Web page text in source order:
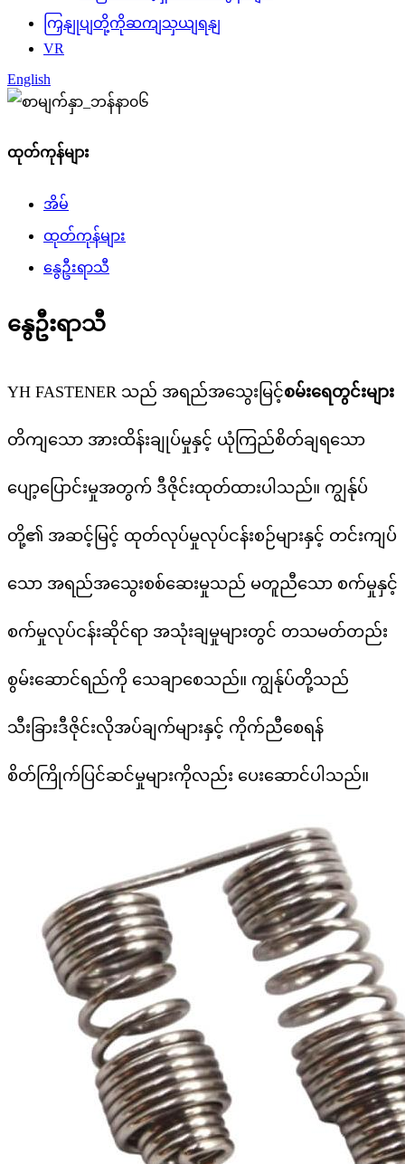
ကြှနျုပျတို့ကိုဆကျသှယျရနျ
VR
English
ထုတ်ကုန်များ
အိမ်
ထုတ်ကုန်များ
နွေဦးရာသီ
နွေဦးရာသီ
YH FASTENER သည် အရည်အသွေးမြင့်စမ်းရေတွင်းများ
တိကျသော အားထိန်းချုပ်မှုနှင့် ယုံကြည်စိတ်ချရသော
ပျော့ပြောင်းမှုအတွက် ဒီဇိုင်းထုတ်ထားပါသည်။ ကျွန်ုပ်
တို့၏ အဆင့်မြင့် ထုတ်လုပ်မှုလုပ်ငန်းစဉ်များနှင့် တင်းကျပ်
သော အရည်အသွေးစစ်ဆေးမှုသည် မတူညီသော စက်မှုနှင့်
စက်မှုလုပ်ငန်းဆိုင်ရာ အသုံးချမှုများတွင် တသမတ်တည်း
စွမ်းဆောင်ရည်ကို သေချာစေသည်။ ကျွန်ုပ်တို့သည်
သီးခြားဒီဇိုင်းလိုအပ်ချက်များနှင့် ကိုက်ညီစေရန်
စိတ်ကြိုက်ပြင်ဆင်မှုများကိုလည်း ပေးဆောင်ပါသည်။